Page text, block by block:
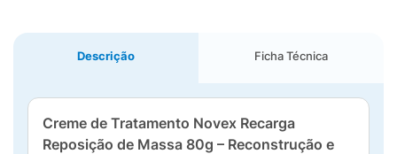
Descrição Ficha Técnica
Creme de Tratamento Novex Recarga
Reposição de Massa 80g – Reconstrução e